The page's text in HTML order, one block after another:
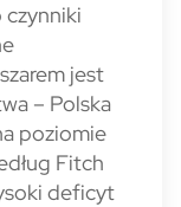
jest
– Polska
poziomie
Fitch
deficyt